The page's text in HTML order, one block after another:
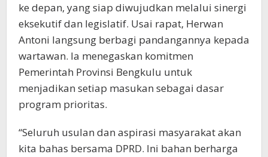
ke depan, yang siap diwujudkan melalui sinergi
eksekutif dan legislatif. Usai rapat, Herwan
Antoni langsung berbagi pandangannya kepada
wartawan. Ia menegaskan komitmen
Pemerintah Provinsi Bengkulu untuk
menjadikan setiap masukan sebagai dasar
program prioritas.
“Seluruh usulan dan aspirasi masyarakat akan
kita bahas bersama DPRD. Ini bahan berharga